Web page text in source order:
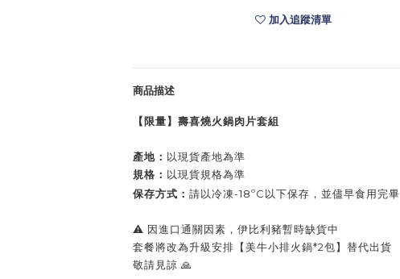
加入追蹤清單
商品描述
【限量】壽喜燒火鍋肉片套組
產地： 以現貨產地為準
規格： 以現貨規格為準
保存方式： 請以冷凍-18ºC以下保存，並儘早食用完畢
⚠️ 因進口通關因素，伊比利豬暫時缺貨中
套餐將改為升級安排【美牛小排火鍋*2包】替代出貨
敬請見諒 🙏